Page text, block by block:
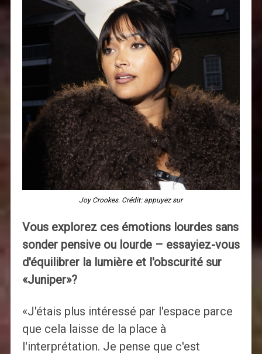
Joy Crookes. Crédit: appuyez sur
Vous explorez ces émotions lourdes sans
sonder pensive ou lourde – essayiez-vous
d'équilibrer la lumière et l'obscurité sur
«Juniper»?
«J'étais plus intéressé par l'espace parce
que cela laisse de la place à
l'interprétation. Je pense que c'est